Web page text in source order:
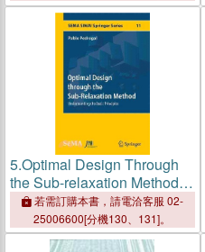
5.Optimal Design Through
the Sub-relaxation Method
― Understanding the Basic
Principles
若需訂購本書，請電洽客服 02-
25006600[分機130、131]。